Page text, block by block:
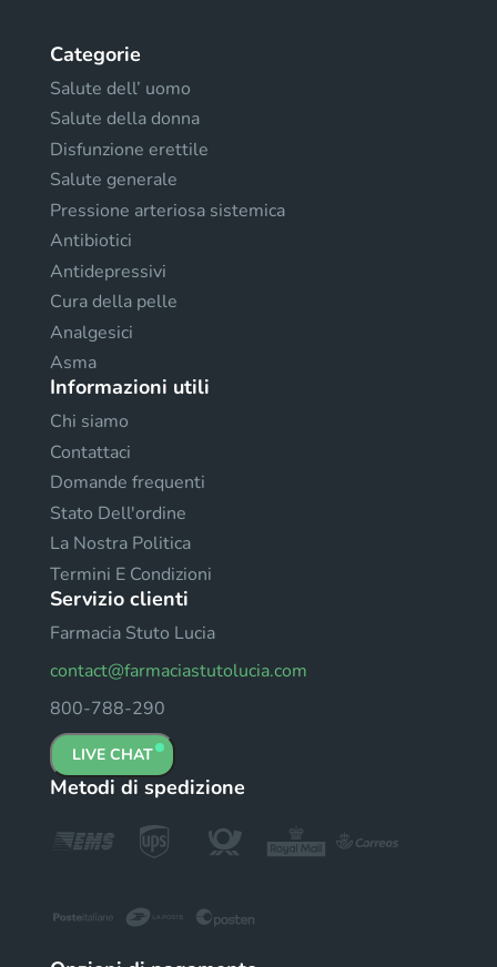
Categorie
Salute dell’ uomo
Salute della donna
Disfunzione erettile
Salute generale
Pressione arteriosa sistemica
Antibiotici
Antidepressivi
Cura della pelle
Analgesici
Asma
Informazioni utili
Chi siamo
Contattaci
Domande frequenti
Stato Dell'ordine
La Nostra Politica
Termini E Condizioni
Servizio clienti
Farmacia Stuto Lucia
contact@farmaciastutolucia.com
800-788-290
LIVE CHAT
Metodi di spedizione